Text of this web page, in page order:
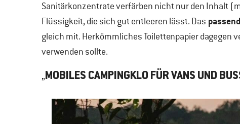
Sanitärkonzentrate verfärben nicht nur den Inhalt
Flüssigkeit, die sich gut entleeren lässt. Das
gleich mit. Herkömmliches Toilettenpapier dagegen
verwenden sollte.
„MOBILES CAMPINGKLO FÜR VANS UND